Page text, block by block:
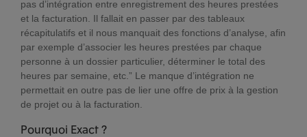
pas d’intégration entre enregistrement des heures prestées
et la facturation. Il fallait en passer par des tableaux
récapitulatifs et il nous manquait des fonctions d’analyse, afin
par exemple d’associer les heures prestées par chaque
personne à un dossier particulier, déterminer le total des
heures par semaine, etc.” Le manque d’intégration ne
permettait en outre pas de lier une offre de prix à la gestion
de projet ou à la facturation.
Pourquoi Exact ?